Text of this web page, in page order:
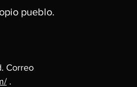
pueblo.
Correo
.